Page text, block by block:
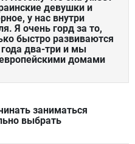
девушки и
у нас внутри
Я очень горд за то,
быстро развиваются
два-три и мы
домами
заниматься
выбрать